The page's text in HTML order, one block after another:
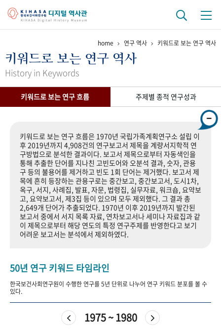
걸어온 길 기관 변천사 역대 기관장
연구 역사
기록물 아카이브
사진 아카이브 문서 기록물 행정박물 영상 기록물
+1주년 기념
성과 50선 숫자로 보는 50년 50+1주년 광장
세계와 함께 한 KIHASA
VR 역사관
home 연구 역사 키워드로 보는 연구 역사
키워드로 보는 연구 역사
History in Keywords
키워드로 보는 연구 흐름 주제별 종적 연구성과
키워드로 보는 연구 흐름은 1970년 국립가족계획연구소 설립 이
후 2019년까지 4,908건의 연구보고서 제목을 계량서지학적 연
구방법으로 분석한 결과이다. 보고서 제목으로부터 자동색인을
통해 추출한 단어를 지나친 고빈도어와 오분석 결과, 숫자, 관용
구 등의 불용어를 제거하고 빈도 1회 단어는 제거했다. 보고서 제
목에 흔히 등장하는 관용구로는 중간보고, 중간보고서, 도시1차,
옥구, 서지, 사례집, 발표, 자문, 법령집, 실무자료, 워크숍, 요약보
고, 요약보고서, 제3집 등이 있으며 모두 제외했다. 그 결과 총
2,649개 단어가 추출되었다. 1970년 이후 2019년까지 발간된
보고서 중에서 서지 목록 자료, 연차보고서나 세미나 자료집과 같
이 제목으로부터 해당 연도의 특정 연구주제를 반영한다고 보기
어려운 보고서는 분석에서 제외하였다.
50년 연구 키워드 타임라인
한국보건사회연구원이 수행한 연구를 5년 단위로 나누어 연구 키워드 분포를 볼 수
있다.
1975 ~ 1980